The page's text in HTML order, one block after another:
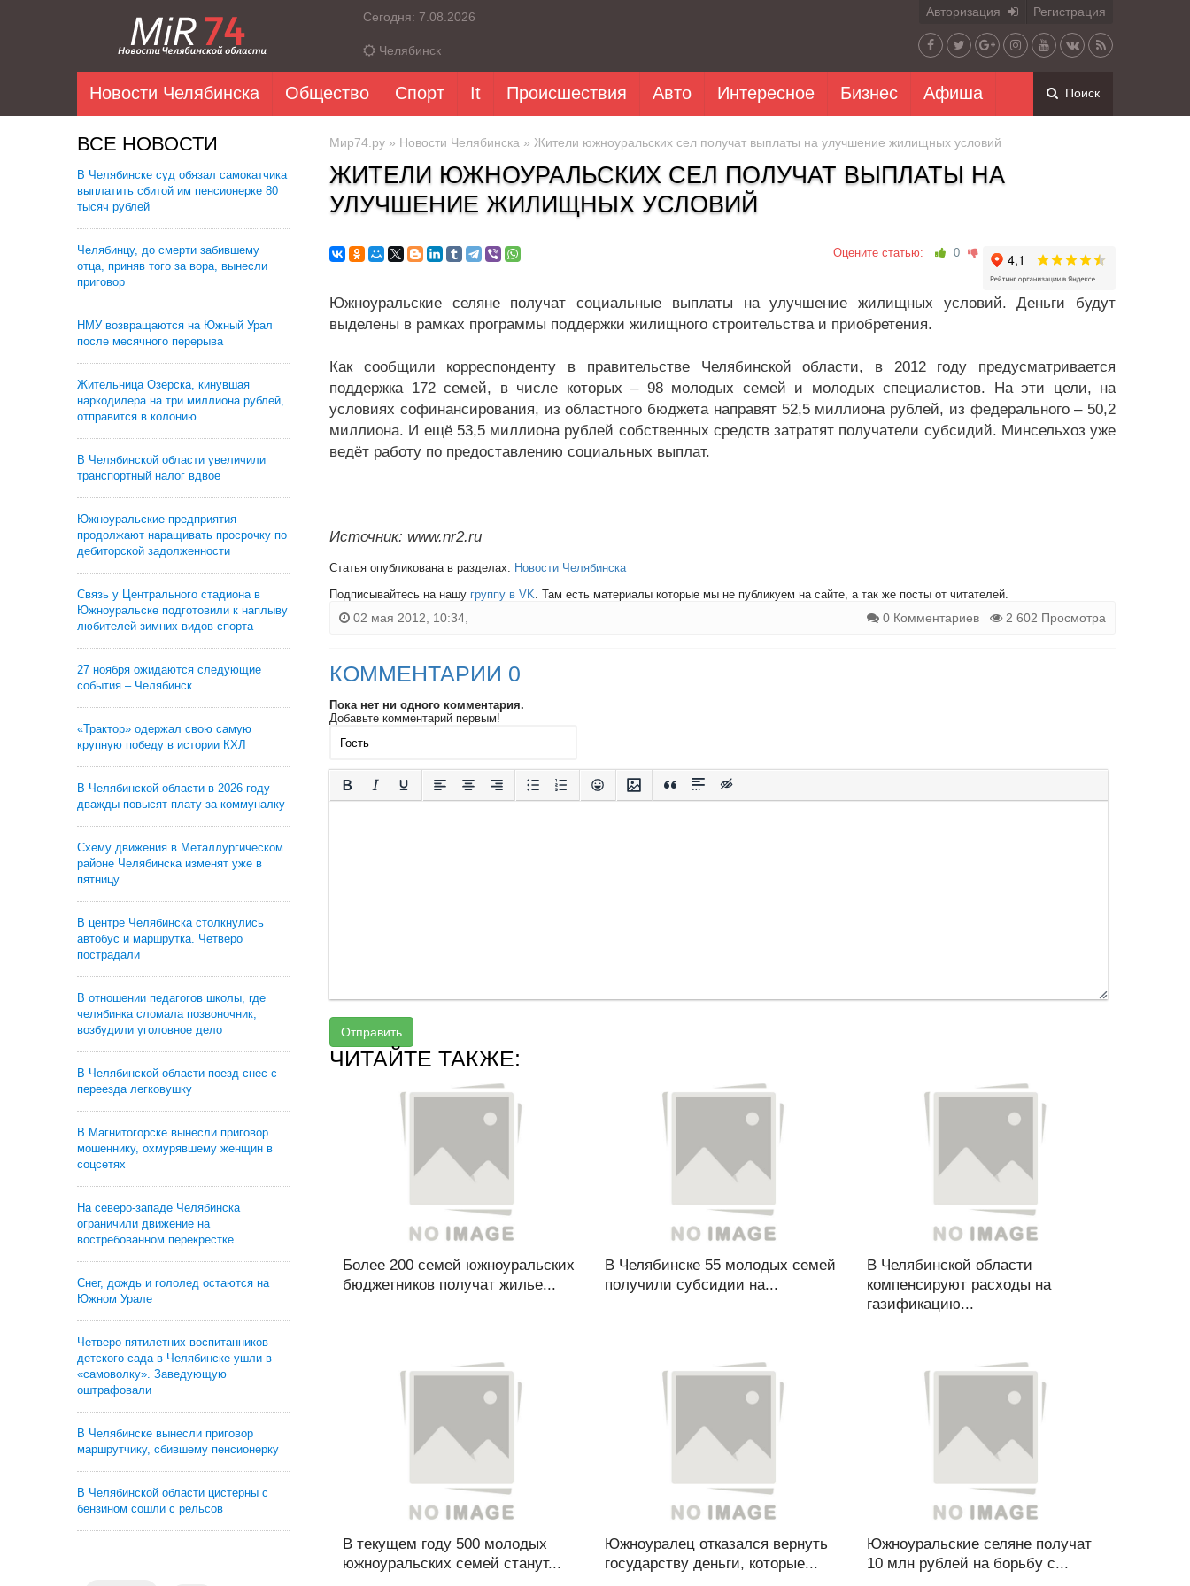
Сегодня: 7.08.2026
Челябинск
Авторизация Регистрация
Новости Челябинска Общество Спорт It Происшествия Авто Интересное Бизнес Афиша Поиск
ВСЕ НОВОСТИ
В Челябинске суд обязал самокатчика
выплатить сбитой им пенсионерке 80
тысяч рублей
Челябинцу, до смерти забившему
отца, приняв того за вора, вынесли
приговор
НМУ возвращаются на Южный Урал
после месячного перерыва
Жительница Озерска, кинувшая
наркодилера на три миллиона рублей,
отправится в колонию
В Челябинской области увеличили
транспортный налог вдвое
Южноуральские предприятия
продолжают наращивать просрочку по
дебиторской задолженности
Связь у Центрального стадиона в
Южноуральске подготовили к наплыву
любителей зимних видов спорта
27 ноября ожидаются следующие
события – Челябинск
«Трактор» одержал свою самую
крупную победу в истории КХЛ
В Челябинской области в 2026 году
дважды повысят плату за коммуналку
Схему движения в Металлургическом
районе Челябинска изменят уже в
пятницу
В центре Челябинска столкнулись
автобус и маршрутка. Четверо
пострадали
В отношении педагогов школы, где
челябинка сломала позвоночник,
возбудили уголовное дело
В Челябинской области поезд снес с
переезда легковушку
В Магнитогорске вынесли приговор
мошеннику, охмурявшему женщин в
соцсетях
На северо-западе Челябинска
ограничили движение на
востребованном перекрестке
Снег, дождь и гололед остаются на
Южном Урале
Четверо пятилетних воспитанников
детского сада в Челябинске ушли в
«самоволку». Заведующую
оштрафовали
В Челябинске вынесли приговор
маршрутчику, сбившему пенсионерку
В Челябинской области цистерны с
бензином сошли с рельсов
Мир74.ру » Новости Челябинска » Жители южноуральских сел получат выплаты на улучшение жилищных условий
ЖИТЕЛИ ЮЖНОУРАЛЬСКИХ СЕЛ ПОЛУЧАТ ВЫПЛАТЫ НА
УЛУЧШЕНИЕ ЖИЛИЩНЫХ УСЛОВИЙ
Оцените статью: 0
Южноуральские селяне получат социальные выплаты на улучшение жилищных условий. Деньги будут
выделены в рамках программы поддержки жилищного строительства и приобретения.
Как сообщили корреспонденту в правительстве Челябинской области, в 2012 году предусматривается
поддержка 172 семей, в числе которых – 98 молодых семей и молодых специалистов. На эти цели, на
условиях софинансирования, из областного бюджета направят 52,5 миллиона рублей, из федерального – 50,2
миллиона. И ещё 53,5 миллиона рублей собственных средств затратят получатели субсидий. Минсельхоз уже
ведёт работу по предоставлению социальных выплат.
Источник: www.nr2.ru
Статья опубликована в разделах: Новости Челябинска
Подписывайтесь на нашу группу в VK. Там есть материалы которые мы не публикуем на сайте, а так же посты от читателей.
02 мая 2012, 10:34, 0 Комментариев 2 602 Просмотра
КОММЕНТАРИИ 0
Пока нет ни одного комментария.
Добавьте комментарий первым!
Отправить
ЧИТАЙТЕ ТАКЖЕ:
Более 200 семей южноуральских
бюджетников получат жилье...
В Челябинске 55 молодых семей
получили субсидии на...
В Челябинской области
компенсируют расходы на
газификацию...
В текущем году 500 молодых
южноуральских семей станут...
Южноуралец отказался вернуть
государству деньги, которые...
Южноуральские селяне получат
10 млн рублей на борьбу с...